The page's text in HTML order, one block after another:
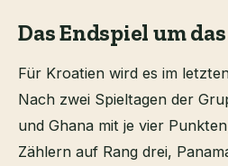
Das Endspiel um
Für Kroatien wird es im
Nach zwei Spieltagen der
und Ghana mit je vier
Zählern auf Rang drei,